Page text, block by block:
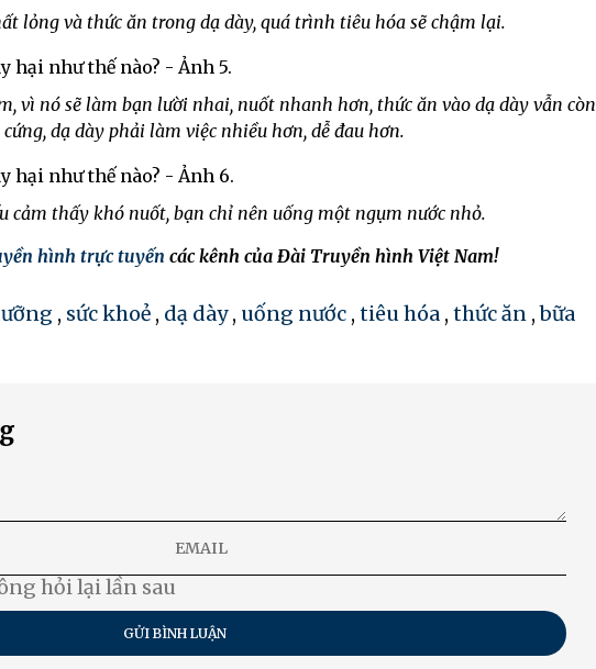
lỏng và thức ăn trong dạ dày, quá trình tiêu hóa sẽ chậm lại.
vì nó sẽ làm bạn lười nhai, nuốt nhanh hơn, thức ăn vào dạ dày vẫn còn
dạ dày phải làm việc nhiều hơn, dễ đau hơn.
cảm thấy khó nuốt, bạn chỉ nên uống một ngụm nước nhỏ.
hình trực tuyến các kênh của Đài Truyền hình Việt Nam!
, sức khoẻ , dạ dày, uống nước , tiêu hóa , thức ăn ,bữa
hỏi lại lần sau
GỬI BÌNH LUẬN